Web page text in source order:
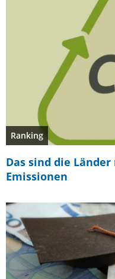
Ranking
Das sind die
Emissionen